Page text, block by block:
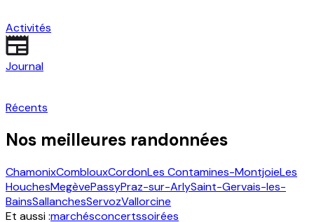
Activités
Journal
Récents
Nos meilleures randonnées
ChamonixComblouxCordonLes Contamines-MontjoieLes
HouchesMegèvePassyPraz-sur-ArlySaint-Gervais-les-
BainsSallanchesServozVallorcine
Et aussi :marchésconcertssoirées